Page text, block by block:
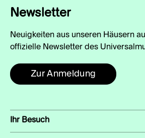
Newsletter
Neuigkeiten aus unseren Häusern
offizielle Newsletter des
Zur Anmeldung
Ihr Besuch